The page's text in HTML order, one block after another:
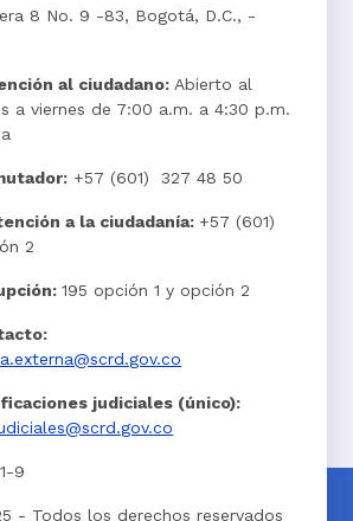
8 No. 9 -83, Bogotá, D.C., -
al ciudadano:Abierto al
a viernes de 7:00 a.m. a 4:30 p.m.
+57 (601) 327 48 50
a la ciudadanía: +57 (601)
2
195 opción 1 y opción 2
judiciales (único):
9
- Todos los derechos reservados